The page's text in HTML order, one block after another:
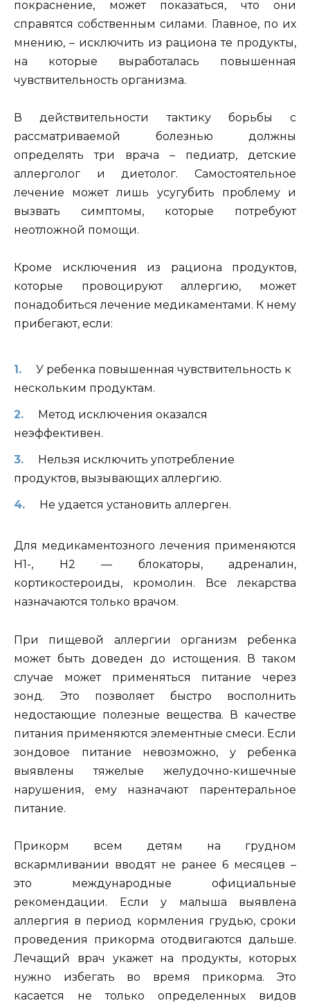
покраснение, может показаться, что они
справятся собственным силами. Главное, по их
мнению, – исключить из рациона те продукты,
на которые выработалась повышенная
чувствительность организма.
В действительности тактику борьбы с
рассматриваемой болезнью должны
определять три врача – педиатр, детские
аллерголог и диетолог. Самостоятельное
лечение может лишь усугубить проблему и
вызвать симптомы, которые потребуют
неотложной помощи.
Кроме исключения из рациона продуктов,
которые провоцируют аллергию, может
понадобиться лечение медикаментами. К нему
прибегают, если:
У ребенка повышенная чувствительность к
нескольким продуктам.
Метод исключения оказался
неэффективен.
Нельзя исключить употребление
продуктов, вызывающих аллергию.
Не удается установить аллерген.
Для медикаментозного лечения применяются
Н1-, Н2 — блокаторы, адреналин,
кортикостероиды, кромолин. Все лекарства
назначаются только врачом.
При пищевой аллергии организм ребенка
может быть доведен до истощения. В таком
случае может применяться питание через
зонд. Это позволяет быстро восполнить
недостающие полезные вещества. В качестве
питания применяются элементные смеси. Если
зондовое питание невозможно, у ребенка
выявлены тяжелые желудочно-кишечные
нарушения, ему назначают парентеральное
питание.
Прикорм всем детям на грудном
вскармливании вводят не ранее 6 месяцев –
это международные официальные
рекомендации. Если у малыша выявлена
аллергия в период кормления грудью, сроки
проведения прикорма отодвигаются дальше.
Лечащий врач укажет на продукты, которых
нужно избегать во время прикорма. Это
касается не только определенных видов